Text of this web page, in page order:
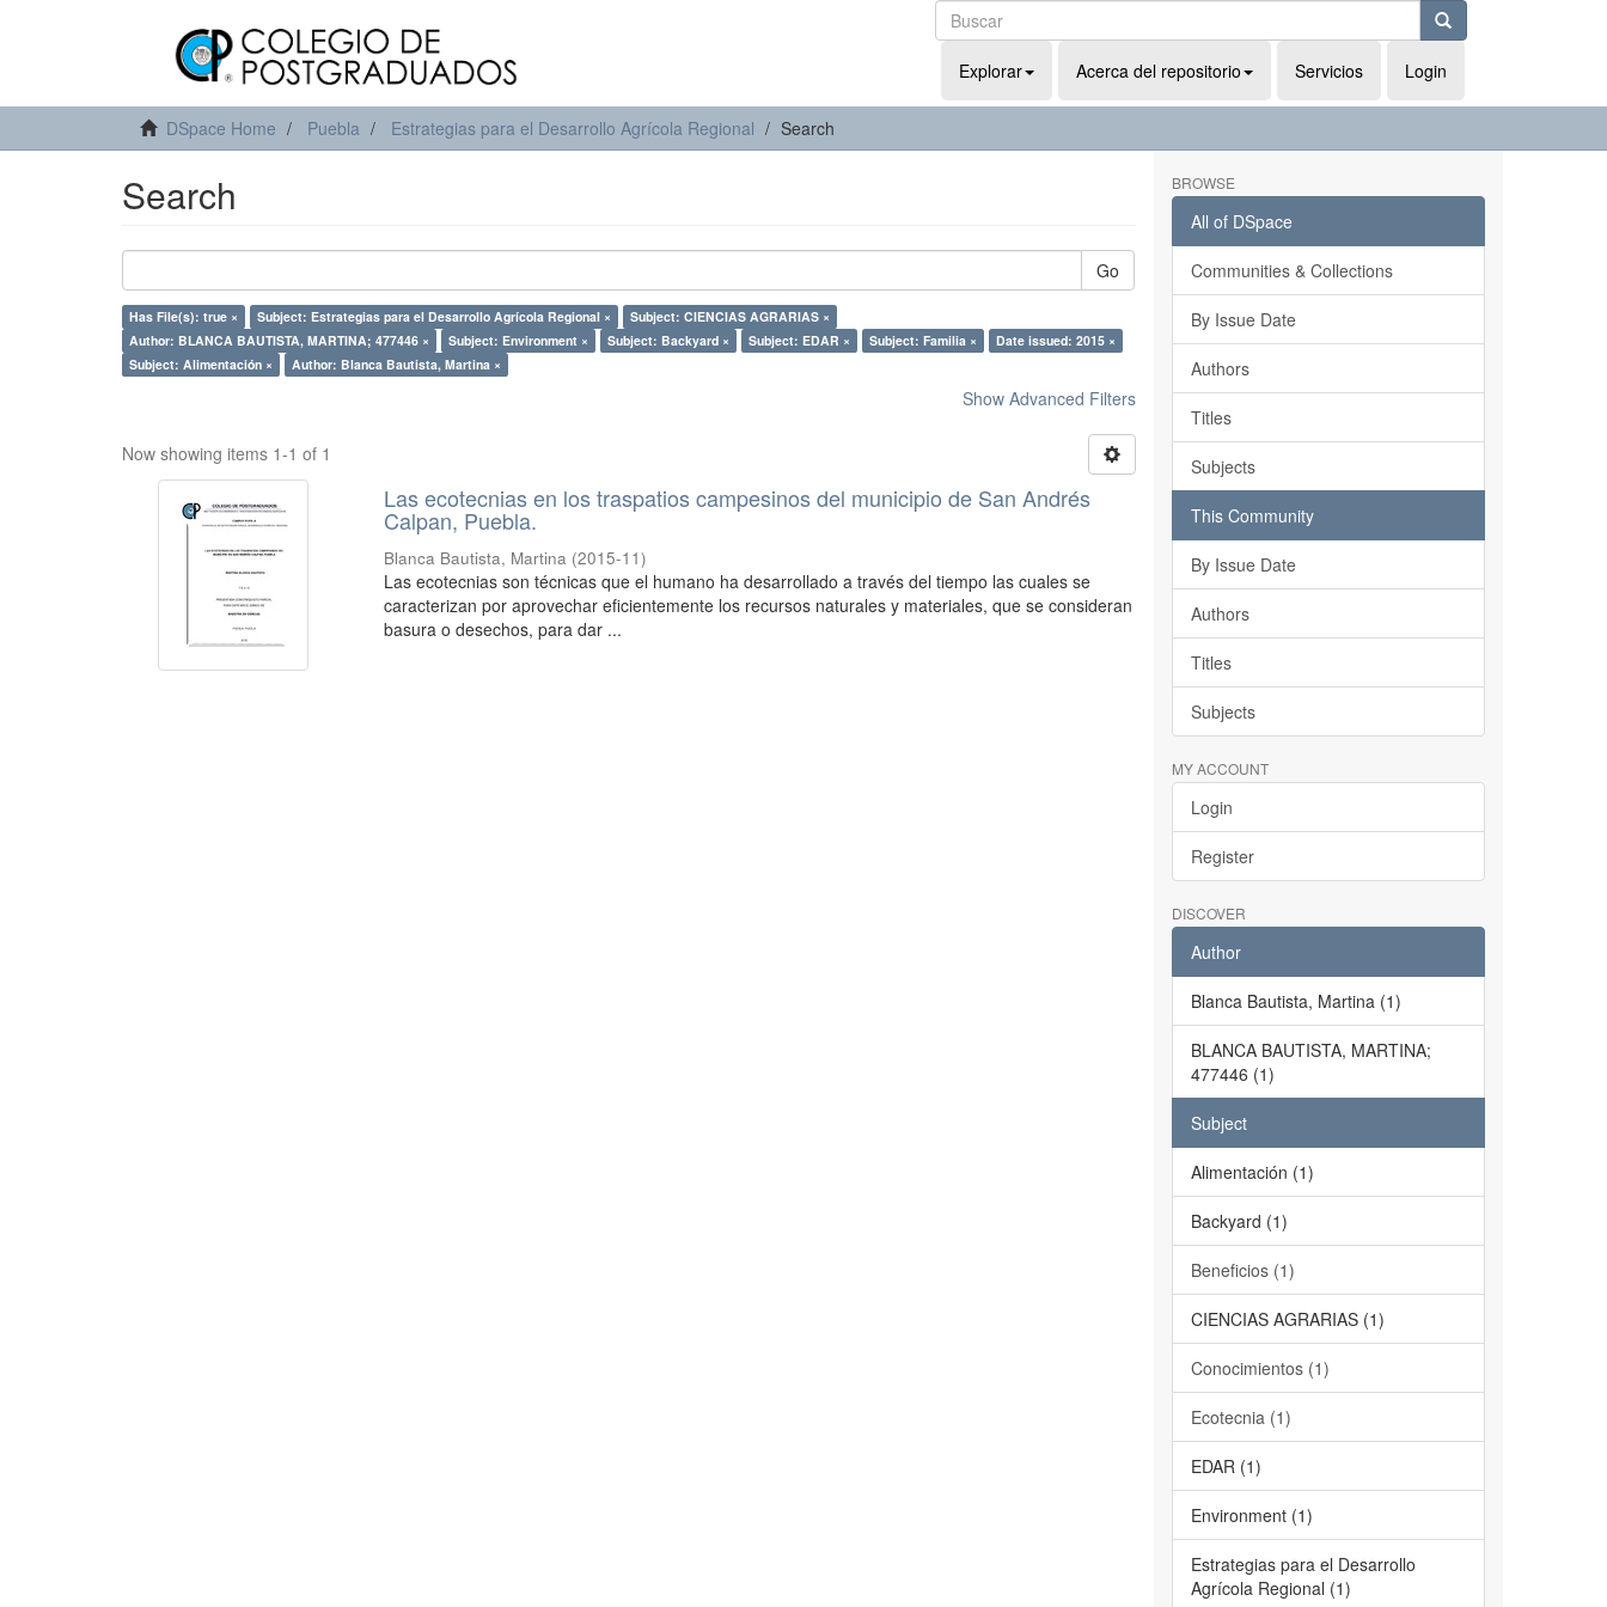
Explorar Acerca del repositorio Servicios Login
DSpace Home Puebla Estrategias para el Desarrollo Agrícola Regional Search
Search
Go
Has File(s): true × Subject: Estrategias para el Desarrollo Agrícola Regional ×
Subject: CIENCIAS AGRARIAS ×
Author: BLANCA BAUTISTA, MARTINA; 477446 ×
Subject: Environment × Subject: Backyard × Subject: EDAR × Subject: Familia ×
Date issued: 2015 ×
Subject: Alimentación ×
Author: Blanca Bautista, Martina ×
Show Advanced Filters
Now showing items 1-1 of 1
Las ecotecnias en los traspatios campesinos del municipio de San Andrés
Calpan, Puebla.
Blanca Bautista, Martina (2015-11)
Las ecotecnias son técnicas que el humano ha desarrollado a través del tiempo las cuales se
caracterizan por aprovechar eficientemente los recursos naturales y materiales, que se consideran
basura o desechos, para dar ...
BROWSE
All of DSpace
Communities & Collections
By Issue Date
Authors
Titles
Subjects
This Community
By Issue Date
Authors
Titles
Subjects
MY ACCOUNT
Login
Register
DISCOVER
Author
Blanca Bautista, Martina (1)
BLANCA BAUTISTA, MARTINA;
477446 (1)
Subject
Alimentación (1)
Backyard (1)
Beneficios (1)
CIENCIAS AGRARIAS (1)
Conocimientos (1)
Ecotecnia (1)
EDAR (1)
Environment (1)
Estrategias para el Desarrollo
Agrícola Regional (1)